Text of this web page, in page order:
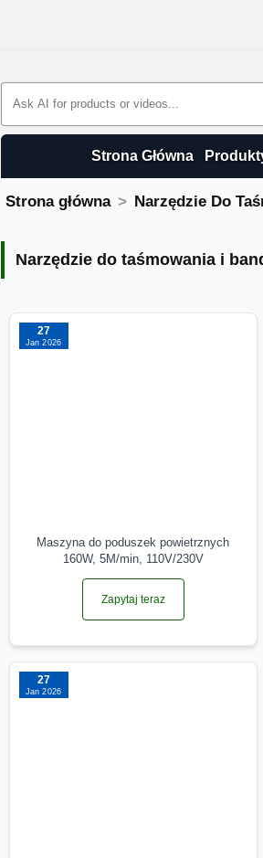
Search Products
Strona Główna
Strona główna Narzędzie Do
Narzędzie do taśmowania i
27
Jan 2026
Maszyna do poduszek powietrznych
160W, 5M/min, 110V/230V
Zapytaj teraz
27
Jan 2026